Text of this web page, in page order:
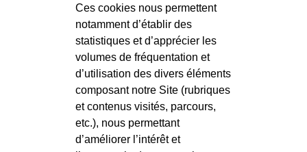
Ces cookies nous permettent
notamment d’établir des
statistiques et d’apprécier les
volumes de fréquentation et
d’utilisation des divers éléments
composant notre Site (rubriques
et contenus visités, parcours,
etc.), nous permettant
d’améliorer l’intérêt et